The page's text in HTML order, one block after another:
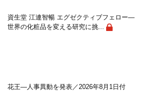
資生堂 江連智暢 エグゼクティブフェロー―
世界の化粧品を変える研究に挑...
花王―人事異動を発表／2026年8月1日付